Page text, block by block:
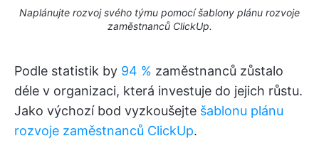
Naplánujte rozvoj svého týmu pomocí šablony plánu rozvoje
zaměstnanců ClickUp.
Podle statistik by 94 % zaměstnanců zůstalo
déle v organizaci, která investuje do jejich růstu.
Jako výchozí bod vyzkoušejte šablonu plánu
rozvoje zaměstnanců ClickUp.